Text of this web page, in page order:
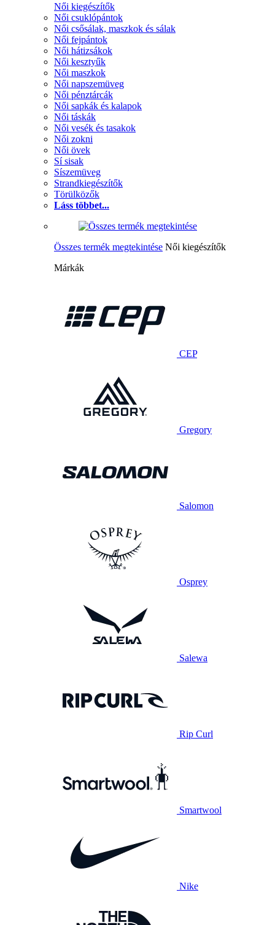
Női kiegészítők
Női csuklópántok
Női csősálak, maszkok és sálak
Női fejpántok
Női hátizsákok
Női kesztyűk
Női maszkok
Női napszemüveg
Női pénztárcák
Női sapkák és kalapok
Női táskák
Női vesék és tasakok
Női zokni
Női övek
Sí sisak
Síszemüveg
Strandkiegészítők
Törülközők
Láss többet...
Összes termék megtekintése Női kiegészítők
Márkák
CEP
Gregory
Salomon
Osprey
Salewa
Rip Curl
Smartwool
Nike